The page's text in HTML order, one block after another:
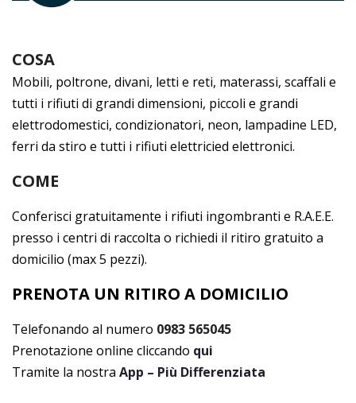
COSA
Mobili, poltrone, divani, letti e reti, materassi, scaffali e
tutti i rifiuti di grandi dimensioni, piccoli e grandi
elettrodomestici, condizionatori, neon, lampadine LED,
ferri da stiro e tutti i rifiuti elettricied elettronici.
COME
Conferisci gratuitamente i rifiuti ingombranti e R.A.E.E.
presso i centri di raccolta o richiedi il ritiro gratuito a
domicilio (max 5 pezzi).
PRENOTA UN RITIRO A DOMICILIO
Telefonando al numero 0983 565045
Prenotazione online cliccando qui
Tramite la nostra App – Più Differenziata